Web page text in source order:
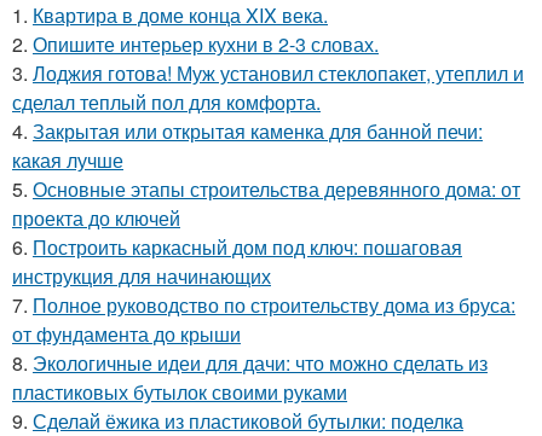
1. Квартира в доме конца XIX века.
2. Опишите интерьер кухни в 2-3 словах.
3. Лоджия готова! Муж установил стеклопакет, утеплил и
сделал теплый пол для комфорта.
4. Закрытая или открытая каменка для банной печи:
какая лучше
5. Основные этапы строительства деревянного дома: от
проекта до ключей
6. Построить каркасный дом под ключ: пошаговая
инструкция для начинающих
7. Полное руководство по строительству дома из бруса:
от фундамента до крыши
8. Экологичные идеи для дачи: что можно сделать из
пластиковых бутылок своими руками
9. Сделай ёжика из пластиковой бутылки: поделка